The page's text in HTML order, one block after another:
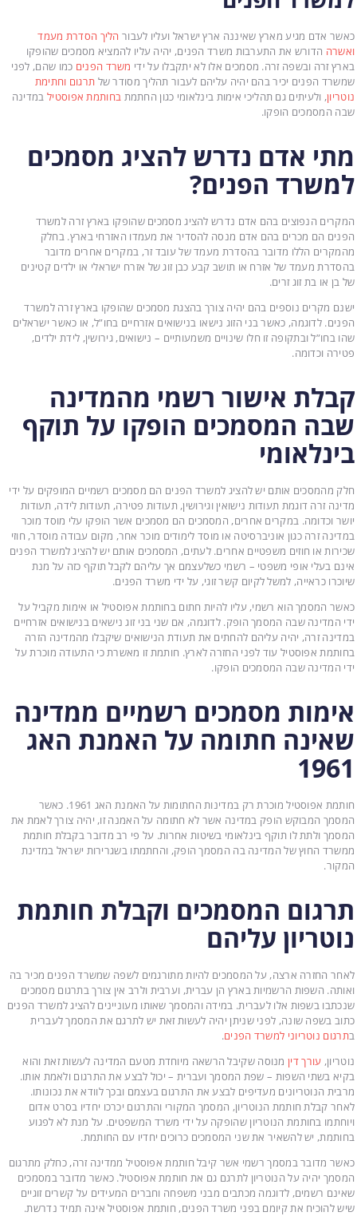
כאשר אדם מגיע מארץ שאיננה ארץ ישראל ועליו לעבור הליך הסדרת מעמד
ואשרה הדורש את התערבות משרד הפנים, יהיה עליו להמציא מסמכים שהופקו
בארץ זרה ובשפה זרה. מסמכים אלו לא יתקבלו על ידי משרד הפנים כמו שהם, לפני
שמשרד הפנים יכיר בהם יהיה עליהם לעבור תהליך מסודר של תרגום וחתימת
נוטריון, ולעיתים גם תהליכי אימות בינלאומי כגון החתמת בחותמת אפוסטיל במדינה
שבה המסמכים הופקו.
מתי אדם נדרש להציג מסמכים
למשרד הפנים?
המקרים הנפוצים בהם אדם נדרש להציג מסמכים שהופקו בארץ זרה למשרד
הפנים הם מכרים בהם אדם מנסה להסדיר את מעמדו האזרחי בארץ. בחלק
מהמקרים הללו מדובר בהסדרת מעמד של עובד זר, במקרים אחרים מדובר
בהסדרת מעמד של אזרח או תושב קבע כבן זוג של אזרח ישראלי או ילדים קטינים
של בן או בת זוג זרים.
ישנם מקרים נוספים בהם יהיה צורך בהצגת מסמכים שהופקו בארץ זרה למשרד
הפנים. לדוגמה, כאשר בני הזוג נישאו בנישואים אזרחיים בחו”ל, או כאשר ישראלים
שהו בחו”ל ובתקופה זו חלו שינויים משמעותיים – נישואים, גירושין, לידת ילדים,
פטירה וכדומה.
קבלת אישור רשמי מהמדינה
שבה המסמכים הופקו על תוקף
בינלאומי
חלק מהמסכים אותם יש להציג למשרד הפנים הם מסמכים רשמיים המופקים על ידי
מדינה זרה דוגמת תעודות נישואין וגירושין, תעודות פטירה, תעודות לידה, תעודות
יושר וכדומה. במקרים אחרים, המסמכים הם מסמכים אשר הופקו עלי מוסד מוכר
במדינה זרה כגון אוניברסיטה או מוסד לימודים מוכר אחר, מקום עבודה מוסדר, חוזי
שכירות או חוזים משפטיים אחרים. לעתים, המסמכים אותם יש להציג למשרד הפנים
אינם בעלי אופי משפטי – רשמי כשלעצמם אך עליהם לקבל תוקף כזה על מנת
שיוכרו כראייה, למשל לקיום קשר זוגי, על ידי משרד הפנים.
כאשר המסמך הוא רשמי, עליו להיות חתום בחותמת אפוסטיל או אימות מקביל על
ידי המדינה שבה המסמך הופק. לדוגמה, אם שני בני זוג נישאים בנישואים אזרחיים
במדינה זרה, יהיה עליהם להחתים את תעודת הנישואים שיקבלו מהמדינה הזרה
בחותמת אפוסטיל עוד לפני החזרה לארץ. חותמת זו מאשרת כי התעודה מוכרת על
ידי המדינה שבה המסמכים הופקו.
אימות מסמכים רשמיים ממדינה
שאינה חתומה על האמנת האג
1961
חותמת אפוסטיל מוכרת רק במדינות החתומות על האמנת האג 1961. כאשר
המסמך המבוקש הופק במדינה אשר לא חתומה על האמנה זו, יהיה צורך לאמת את
המסמך ולתת לו תוקף בינלאומי בשיטות אחרות. על פי רב מדובר בקבלת חותמת
ממשרד החוץ של המדינה בה המסמך הופק, והחתמתו בשגרירות ישראל במדינת
המקור.
תרגום המסמכים וקבלת חותמת
נוטריון עליהם
לאחר החזרה ארצה, על המסמכים להיות מתורגמים לשפה שמשרד הפנים מכיר בה
ואותה. השפות הרשמיות בארץ הן עברית, וערבית ולרב אין צורך בתרגום מסמכים
שנכתבו בשפות אלו לעברית. במידה והמסמך שאותו מעוניינים להציג למשרד הפנים
כתוב בשפה שונה, לפני שניתן יהיה לעשות זאת יש לתרגם את המסמך לעברית
בתרגום נוטריוני למשרד הפנים.
נוטריון, עורך דיןמנוסה שקיבל הרשאה מיוחדת מטעם המדינה לעשות זאת והוא
בקיא בשתי השפות – שפת המסמך ועברית – יכול לבצע את התרגום ולאמת אותו.
מרבית הנוטריונים מעדיפים לבצע את התרגום בעצמם ובכך לוודא את נכונותו.
לאחר קבלת חותמת הנוטריון, המסמך המקורי והתרגום יכרכו יחדיו בסרט אדום
ויוחתמו בחותמת הנוטריון שהופקה על ידי משרד המשפטים. על מנת לא לפגוע
בחותמת, יש להשאיר את שני המסמכים כרוכים יחדיו עם החותמת.
כאשר מדובר במסמך רשמי אשר קיבל חותמת אפוסטיל ממדינה זרה, כחלק מתרגום
המסמך יהיה על הנוטריון לתרגם גם את חותמת אפוסטיל. כאשר מדובר במסמכים
שאינם רשמים, לדוגמה מכתבים מבני משפחה וחברים המעידים על קשרים זוגיים
שיש להוכיח את קיומם בפני משרד הפנים, חותמת אפוסטיל אינה תמיד נדרשת.